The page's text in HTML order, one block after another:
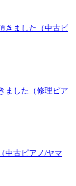
きました（中古ピ
ました（修理ピア
中古ピアノ/ヤマ